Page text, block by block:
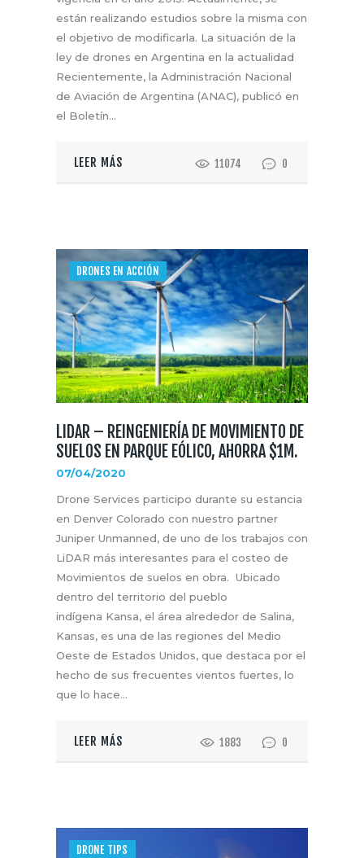
están realizando estudios sobre la misma con
el objetivo de modificarla. La situación de la
ley de drones en Argentina en la actualidad
Recientemente, la Administración Nacional
de Aviación de Argentina (ANAC), publicó en
el Boletín…
LEER MÁS 11074 0
DRONES EN ACCIÓN
LIDAR – REINGENIERÍA DE MOVIMIENTO DE
SUELOS EN PARQUE EÓLICO, AHORRA $1M.
07/04/2020
Drone Services participo durante su estancia
en Denver Colorado con nuestro partner
Juniper Unmanned, de uno de los trabajos con
LiDAR más interesantes para el costeo de
Movimientos de suelos en obra. Ubicado
dentro del territorio del pueblo
indígena Kansa, el área alrededor de Salina,
Kansas, es una de las regiones del Medio
Oeste de Estados Unidos, que destaca por el
hecho de sus frecuentes vientos fuertes, lo
que lo hace…
LEER MÁS 1883 0
DRONE TIPS